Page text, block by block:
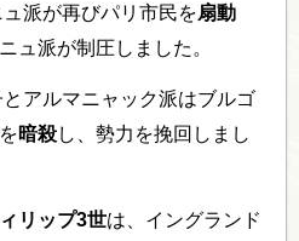
派が再びパリ市民を扇動
ュ派が制圧しました。
アルマニャック派はブルゴ
暗殺し、勢力を挽回しまし
リップ3世は、イングランド